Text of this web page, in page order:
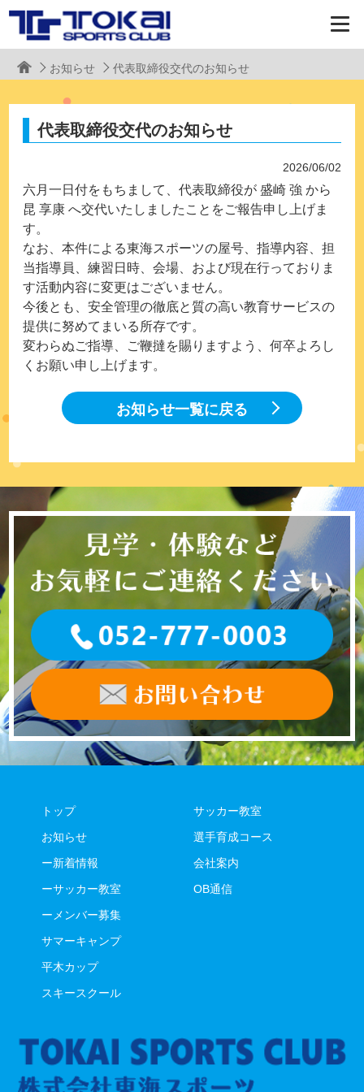
お知らせ 代表取締役交代のお知らせ
代表取締役交代のお知らせ
2026/06/02
六月一日付をもちまして、代表取締役が 盛崎 強 から
昆 享康 へ交代いたしましたことをご報告申し上げま
す。
なお、本件による東海スポーツの屋号、指導内容、担
当指導員、練習日時、会場、および現在行っておりま
す活動内容に変更はございません。
今後とも、安全管理の徹底と質の高い教育サービスの
提供に努めてまいる所存です。
変わらぬご指導、ご鞭撻を賜りますよう、何卒よろし
くお願い申し上げます。
お知らせ一覧に戻る
トップ
お知らせ
ー新着情報
ーサッカー教室
ーメンバー募集
サマーキャンプ
平木カップ
スキースクール
サッカー教室
選手育成コース
会社案内
OB通信